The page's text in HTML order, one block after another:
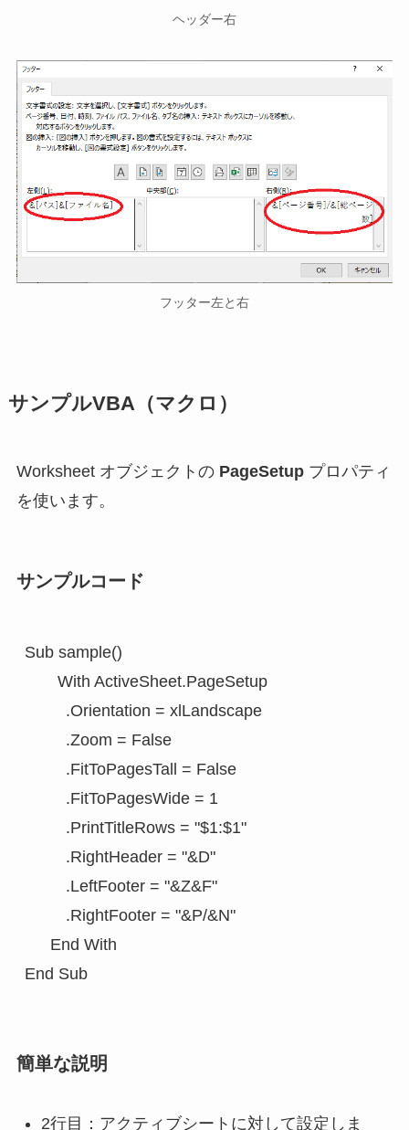
ヘッダー右
フッター左と右
サンプルVBA（マクロ）
Worksheet オブジェクトの PageSetup プロパティ
を使います。
サンプルコード
Sub sample()
With ActiveSheet.PageSetup
         .Orientation = xlLandscape
         .Zoom = False
         .FitToPagesTall = False
         .FitToPagesWide = 1
         .PrintTitleRows = "$1:$1"
         .RightHeader = "&D"
         .LeftFooter = "&Z&F"
         .RightFooter = "&P/&N"
End With
End Sub
簡単な説明
2行目：アクティブシートに対して設定しま